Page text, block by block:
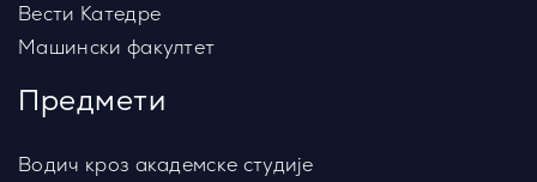
Вести Катедре
Машински факултет
Предмети
Водич кроз академске студије